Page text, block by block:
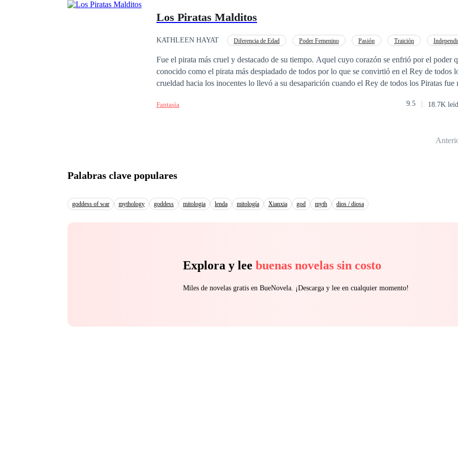
mundo sobrenatural luchando con su culpa y contra otros licántropos persiguiendo el perdón
Los Piratas Malditos
KATHLEEN HAYAT Diferencia de Edad Poder Femenino Pasión Traición
Fue el pirata más cruel y destacado de su tiempo. Aquel cuyo corazón se enfrió por el poder
conocido como el pirata más despiadado de todos por lo que se convirtió en el Rey de todos los
crueldad hacia los inocentes lo llevó a su desaparición cuando el Rey de todos los Piratas fue
vampiros... *** Rose es dulce y feroz al mismo tiempo. Es una pelirroja que vive en un pequeño pueblo cerca
Fantasía 9.5 18.7K
Palabras clave populares
goddess of war mythology goddess mitologia lenda mitología Xianxia god myth dios / diosa
Explora y lee buenas novelas sin costo
Miles de novelas gratis en BueNovela. ¡Descarga y lee en cualquier momento!